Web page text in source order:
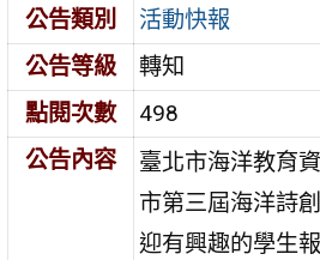
公告類別
活動快報
公告等級
轉知
點閱次數
498
公告內容
臺北市海洋教育
市第三屆海洋詩
迎有興趣的學生